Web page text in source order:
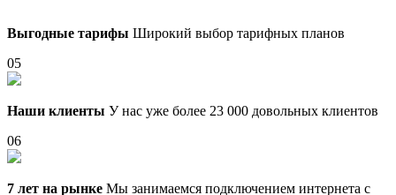
Выгодные тарифы Широкий выбор тарифных планов
05
Наши клиенты У нас уже более 23 000 довольных клиентов
06
7 лет на рынке Мы занимаемся подключением интернета с